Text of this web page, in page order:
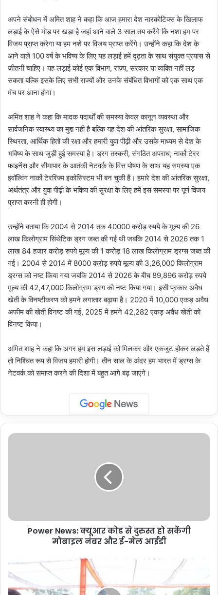
अपने संबोधन में अमित शाह ने कहा कि आज हमारा देश नारकोटिक्स के खिलाफ
लड़ाई के ऐसे मोड़ पर खड़ा है जहां आने वाले 3 साल तय करेंगे कि नशा हम पर
विजय प्राप्त करेगा या हम नशे पर विजय प्राप्त करेंगे। उन्होंने कहा कि देश के
आने वाले 100 वर्ष के भविष्य के लिए यह लड़ाई हमें दृढ़ता के साथ संयुक्त प्रयास से
जीतनी चाहिए। यह लड़ाई कोई एक विभाग, राज्य, सरकार या व्यक्ति नहीं लड़
सकता बल्कि इसके लिए सभी राज्यों और उनके संबंधित विभागों को एक साथ एक
मंच पर आना होगा।
अमित शाह ने कहा कि मादक पदार्थों की समस्या केवल कानून व्यवस्था और
सार्वजनिक स्वास्थ्य का मुद्दा नहीं है बल्कि यह देश की आंतरिक सुरक्षा, सामाजिक
स्थिरता, आर्थिक हितों की रक्षा और हमारी युवा पीढ़ी और उसके माध्यम से देश के
भविष्य के साथ जुड़ी हुई समस्या है। ड्रग तस्करी, संगठित अपराध, नार्को टेरर
फाइनेंस और सीमापार के आतंकी नेटवर्क के वित्त पोषण के साथ यह समस्या एक
इवॉल्विंग नार्को टेररिज्म इकोसिस्टम भी बन चुकी है। हमारे देश की आंतरिक सुरक्षा,
अर्थतंत्र और युवा पीढ़ी के भविष्य की सुरक्षा के लिए हमें इस समस्या पर पूर्ण विजय
प्राप्त करनी ही होगी।
उन्होंने बताया कि 2004 से 2014 तक 40000 करोड़ रुपये के मूल्य की 26
लाख किलोग्राम सिंथेटिक ड्रग जब्त की गई थी जबकि 2014 से 2026 तक 1
लाख 84 हजार करोड़ रुपये मूल्य की 1 करोड़ 18 लाख किलोग्राम ड्रग्स जब्त की
गई। 2004 से 2014 में 8000 करोड़ रुपये मूल्य की 3,26,000 किलोग्राम
ड्रग्स को नष्ट किया गया जबकि 2014 से 2026 के बीच 89,896 करोड़ रुपये
मूल्य की 42,47,000 किलोग्राम ड्रग को नष्ट किया गया। इसी प्रकार अवैध
खेती के विनष्टीकरण को हमने लगातार बढ़ाया है। 2020 में 10,000 एकड़ अवैध
अफीम की खेती विनष्ट की गई, 2025 में हमने 42,282 एकड़ अवैध खेती को
विनष्ट किया।
अमित शाह ने कहा कि अगर हम इस लड़ाई को मिलकर और एकजुट होकर लड़ते हैं
तो निश्चित रूप से विजय हमारी होगी। तीन साल के अंदर हम भारत में ड्रग्स के
नेटवर्क को समाप्त करने की दिशा में बहुत आगे बढ़ जाएंगे।
Power
मोबाइल
आईडी
Power News: क्यूआर कोड से दुरुस्त हो सकेंगी
मोबाइल नंबर और ई-मेल आईडी
Uttarakhand
:
'खेत
बचाओ